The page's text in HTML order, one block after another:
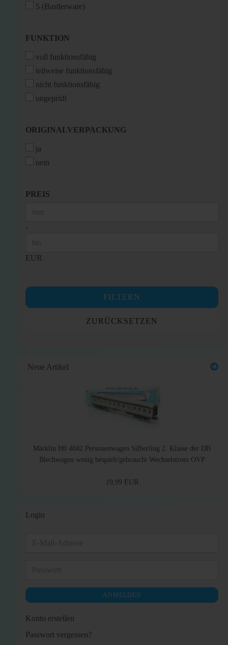
5 (Bastlerware)
FUNKTION
FUNKTION
voll funktionsfähig
teilweise funktionsfähig
nicht funktionsfähig
ungeprüft
ORIGINALVERPACKUNG
ORIGINALVERPACKUNG
ja
nein
PREIS
PREIS
-
EUR
FILTERN
ZURÜCKSETZEN
Neue Artikel
Märklin H0 4042 Personenwagen Silberling 2. Klasse der DB
Blechwagen wenig bespielt/gebraucht Wechselstrom OVP
19,99 EUR
Login
ANMELDEN
Konto erstellen
Passwort vergessen?